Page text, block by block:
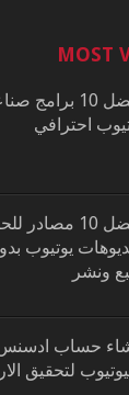
MOST
افضل 10 برامج
احترافي
افضل 10
يوتيوب
ونشر
حساب
لتحقيق